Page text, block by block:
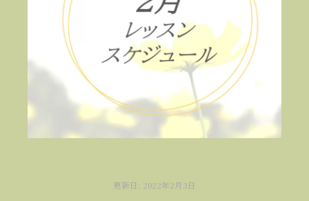
更新日: 2022年2月3日